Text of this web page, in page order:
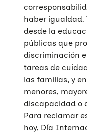
haber igualdad.
desde la
públicas que
discriminación
tareas de
las familias, y
menores,
discapacidad o
Para reclamar
hoy, Día